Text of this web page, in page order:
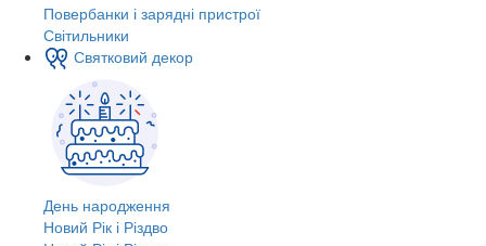
Повербанки і зарядні пристрої
Світильники
Святковий декор
День народження
Новий Рік і Різдво